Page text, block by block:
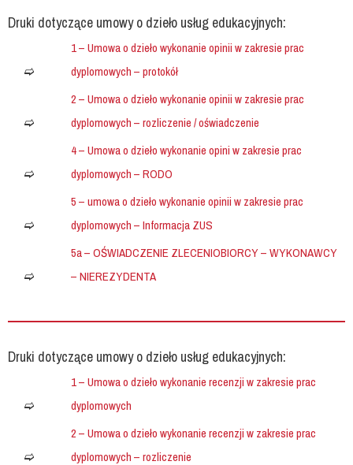
Druki dotyczące umowy o dzieło usług edukacyjnych:
1 – Umowa o dzieło wykonanie opinii w zakresie prac
dyplomowych – protokół
2 – Umowa o dzieło wykonanie opinii w zakresie prac
dyplomowych – rozliczenie / oświadczenie
4 – Umowa o dzieło wykonanie opini w zakresie prac
dyplomowych – RODO
5 – umowa o dzieło wykonanie opinii w zakresie prac
dyplomowych – Informacja ZUS
5a – OŚWIADCZENIE ZLECENIOBIORCY – WYKONAWCY
– NIEREZYDENTA
Druki dotyczące umowy o dzieło usług edukacyjnych:
1 – Umowa o dzieło wykonanie recenzji w zakresie prac
dyplomowych
2 – Umowa o dzieło wykonanie recenzji w zakresie prac
dyplomowych – rozliczenie